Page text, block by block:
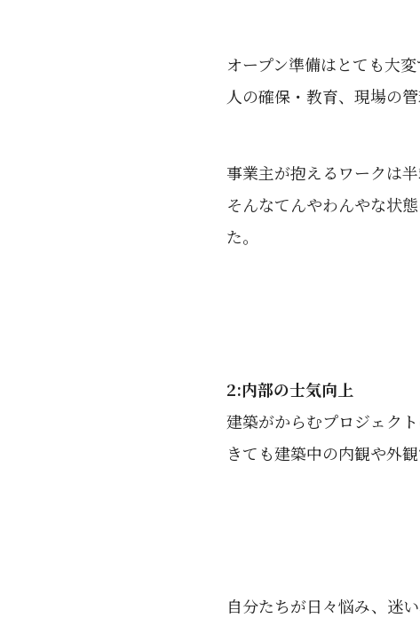
オープン準備はとても大変
人の確保・教育、現場の
事業主が抱えるワークは
そんなてんやわんやな状
た。
2:内部の士気向上
建築がからむプロジェク
きても建築中の内観や外
自分たちが日々悩み、迷